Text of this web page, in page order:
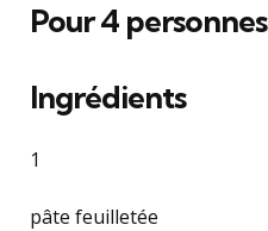
Pour 4 personnes
Ingrédients
1
pâte feuilletée